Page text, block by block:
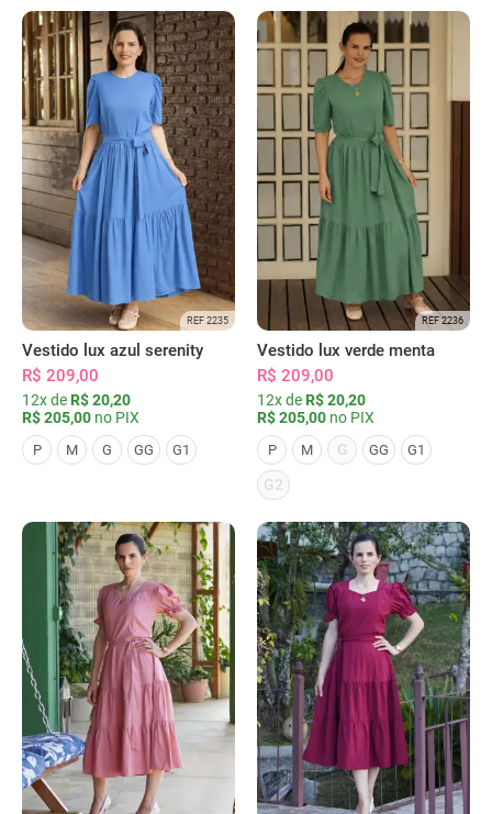
REF 2235
Vestido lux azul serenity
R$ 209,00
12x de R$ 20,20
R$ 205,00 no PIX
P M G GG G1
REF 2236
Vestido lux verde menta
R$ 209,00
12x de R$ 20,20
R$ 205,00 no PIX
P M G GG G1
G2